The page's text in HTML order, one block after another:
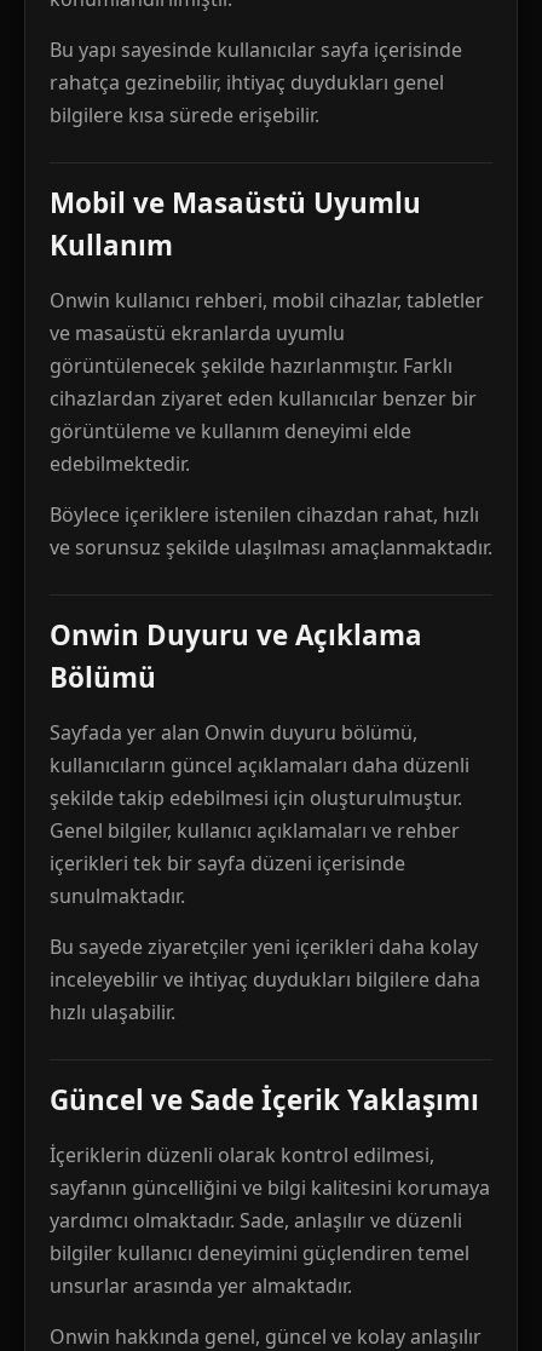
Bu yapı sayesinde kullanıcılar sayfa içerisinde
rahatça gezinebilir, ihtiyaç duydukları genel
bilgilere kısa sürede erişebilir.
Mobil ve Masaüstü Uyumlu
Kullanım
Onwin kullanıcı rehberi, mobil cihazlar, tabletler
ve masaüstü ekranlarda uyumlu
görüntülenecek şekilde hazırlanmıştır. Farklı
cihazlardan ziyaret eden kullanıcılar benzer bir
görüntüleme ve kullanım deneyimi elde
edebilmektedir.
Böylece içeriklere istenilen cihazdan rahat, hızlı
ve sorunsuz şekilde ulaşılması amaçlanmaktadır.
Onwin Duyuru ve Açıklama
Bölümü
Sayfada yer alan Onwin duyuru bölümü,
kullanıcıların güncel açıklamaları daha düzenli
şekilde takip edebilmesi için oluşturulmuştur.
Genel bilgiler, kullanıcı açıklamaları ve rehber
içerikleri tek bir sayfa düzeni içerisinde
sunulmaktadır.
Bu sayede ziyaretçiler yeni içerikleri daha kolay
inceleyebilir ve ihtiyaç duydukları bilgilere daha
hızlı ulaşabilir.
Güncel ve Sade İçerik Yaklaşımı
İçeriklerin düzenli olarak kontrol edilmesi,
sayfanın güncelliğini ve bilgi kalitesini korumaya
yardımcı olmaktadır. Sade, anlaşılır ve düzenli
bilgiler kullanıcı deneyimini güçlendiren temel
unsurlar arasında yer almaktadır.
Onwin hakkında genel, güncel ve kolay anlaşılır